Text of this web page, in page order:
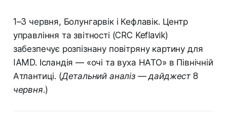
1–3 червня, Болунгарвік і Кефлавік. Центр
управління та звітності (CRC Keflavik)
забезпечує розпізнану повітряну картину для
IAMD. Ісландія — «очі та вуха НАТО» в Північній
Атлантиці. (Детальний аналіз — дайджест 8
червня.)